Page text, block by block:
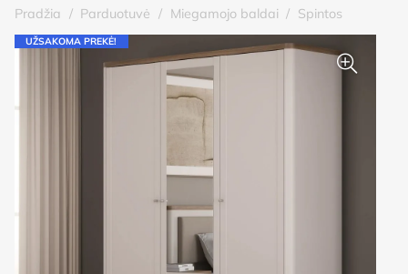
Pradžia / Parduotuvė / Miegamojo baldai / Spintos
UŽSAKOMA PREKĖ!